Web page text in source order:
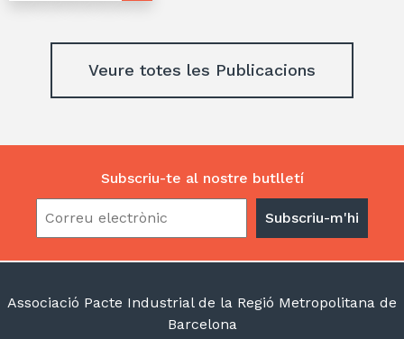
Veure totes les Publicacions
Subscriu-te al nostre butlletí
Associació Pacte Industrial de la Regió Metropolitana de
Barcelona